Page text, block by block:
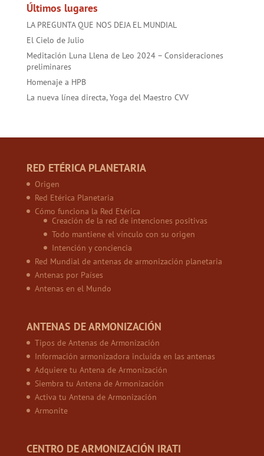
Últimos lugares
LA PREGUNTA QUE NOS DEJA EL MUNDIAL
El Cielo de Julio
Meditación Luna Llena de Leo 2024 – Consideraciones
preliminares
Homenaje a HPB
La nueva línea directa, Yoga del Maestro CVV
RED ETÉRICA PLANETARIA
Origen
Red Etérica Planetaria
Cómo funciona la Red Etérica
Creación de la red de intenciones positivas
Todo mantiene el vínculo con su origen
Intención y conciencia
Red Mundial de antenas de armonización planetaria
Antenas por Países
Antenas en el Mundo
ANTENAS DE ARMONIZACIÓN
Tipos de Antenas de Armonización
Información armonizadora incluida en las antenas
Adquiere tu Antena de Armonización
Siembra tu Antena de Armonización
Activa tu Antena de Armonización
Armonite
CENTRO DE ARMONIZACIÓN IRATI